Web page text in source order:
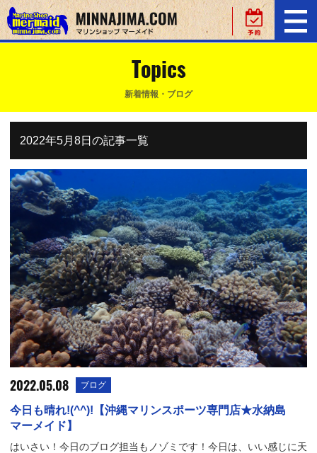
Topics
新着情報・ブログ
2022年5月8日の記事一覧
2022.05.08 ブログ
今日も晴れ!(^^)!【沖縄マリンスポーツ専門店★水納島
マーメイド】
はいさい！今日のブログ担当もノゾミです！今日は、いい感じに天